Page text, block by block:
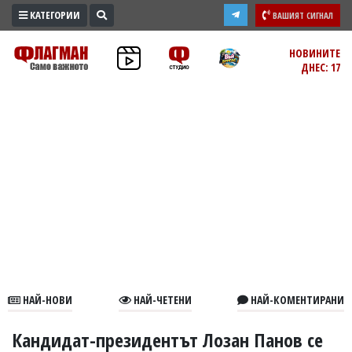
ПРОМО
ЗОНА
В
КАТЕГОРИИ ВАШИЯТ СИГНАЛ
НОВИНИТЕ
ДНЕС: 17
НАЙ-НОВИ НАЙ-ЧЕТЕНИ НАЙ-КОМЕНТИРАНИ
Кандидат-президентът Лозан Панов се